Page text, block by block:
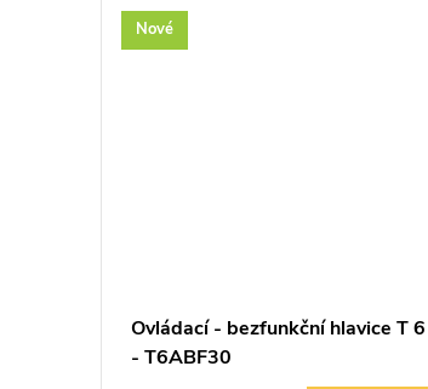
Nové
Ovládací - bezfunkční hlavice T 6
- T6ABF30